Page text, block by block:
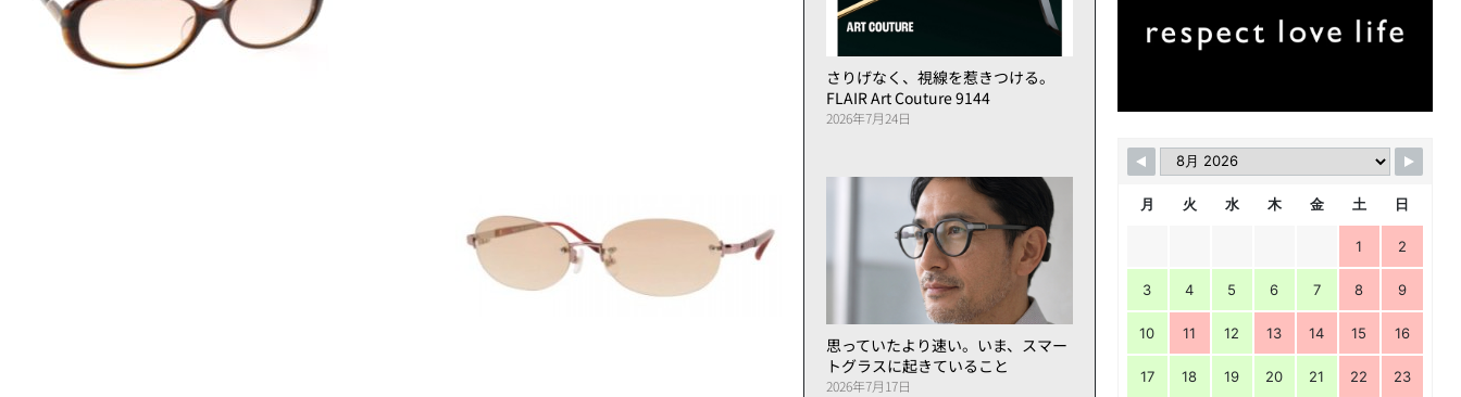
さりげなく、視線を惹きつける。
FLAIR Art Couture 9144
2026年7月24日
思っていたより速い。いま、スマー
トグラスに起きていること
2026年7月17日
月 火 水 木 金 土 日
1 2
3 4 5 6 7 8 9
10 11 12 13 14 15 16
17 18 19 20 21 22 23